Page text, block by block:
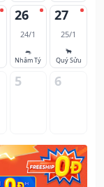
26
24/1
🐀
Nhâm Tý
27
25/1
🐂
Quý Sửu
5 6